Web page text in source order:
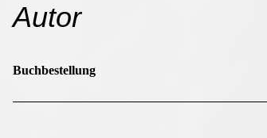
Autor
Buchbestellung